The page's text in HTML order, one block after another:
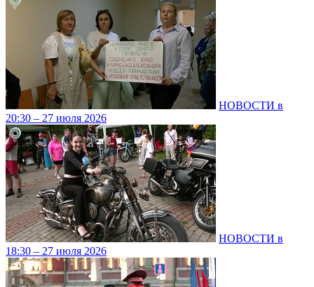
НОВОСТИ в
20:30 – 27 июля 2026
НОВОСТИ в
18:30 – 27 июля 2026